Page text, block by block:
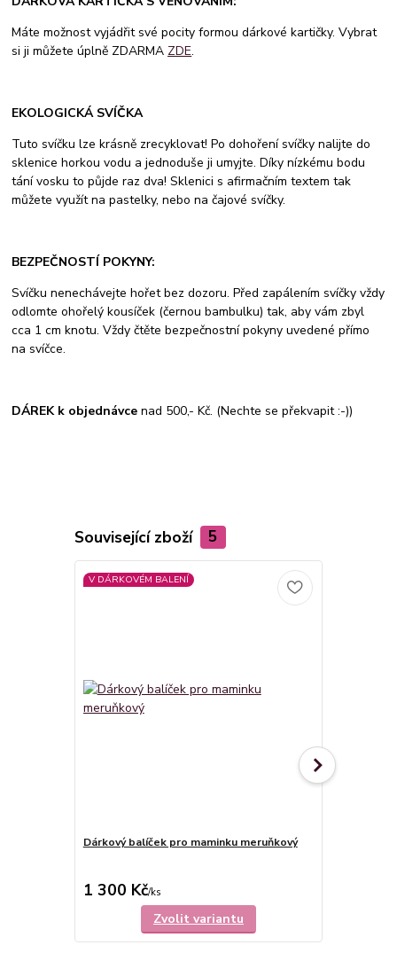
Máte možnost vyjádřit své pocity formou dárkové kartičky. Vybrat
si ji můžete úplně ZDARMA ZDE.
EKOLOGICKÁ SVÍČKA
Tuto svíčku lze krásně zrecyklovat! Po dohoření svíčky nalijte do
sklenice horkou vodu a jednoduše ji umyjte. Díky nízkému bodu
tání vosku to půjde raz dva! Sklenici s afirmačním textem tak
můžete využít na pastelky, nebo na čajové svíčky.
BEZPEČNOSTÍ POKYNY:
Svíčku nenechávejte hořet bez dozoru. Před zapálením svíčky vždy
odlomte ohořelý kousíček (černou bambulku) tak, aby vám zbyl
cca 1 cm knotu. Vždy čtěte bezpečnostní pokyny uvedené přímo
na svíčce.
DÁREK k objednávcenad 500,- Kč. (Nechte se překvapit :-))
Související zboží 5
V DÁRKOVÉM BALENÍ
Dárkový balíček pro maminku meruňkový
1 300 Kč/ks
Zvolit variantu